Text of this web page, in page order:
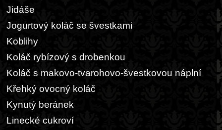
Jidáše
Jogurtový koláč se švestkami
Koblihy
Koláč rybízový s drobenkou
Koláč s makovo-tvarohovo-švestkovou náplní
Křehký ovocný koláč
Kynutý beránek
Linecké cukroví